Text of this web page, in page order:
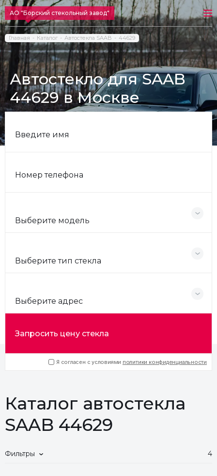
АО "Борский стекольный завод"
Главная Каталог Автостекла SAAB 44629
Автостекло для SAAB
44629 в Москве
Введите имя
Номер телефона
Выберите модель
Выберите тип стекла
Выберите адрес
Запросить цену стекла
Я согласен с условиями политики конфиденциальности
Каталог автостекла
SAAB 44629
Фильтры 4